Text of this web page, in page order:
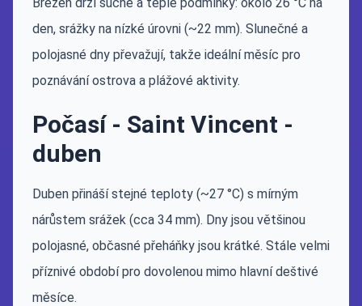
den, srážky na nízké úrovni (~22 mm). Slunečné a
polojasné dny převažují, takže ideální měsíc pro
poznávání ostrova a plážové aktivity.
Počasí - Saint Vincent -
duben
Duben přináší stejné teploty (~27 °C) s mírným
nárůstem srážek (cca 34 mm). Dny jsou většinou
polojasné, občasné přeháňky jsou krátké. Stále velmi
příznivé období pro dovolenou mimo hlavní deštivé
měsíce.